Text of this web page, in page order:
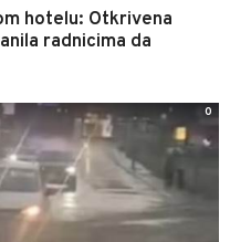
hotelu: Otkrivena
radnicima da
0